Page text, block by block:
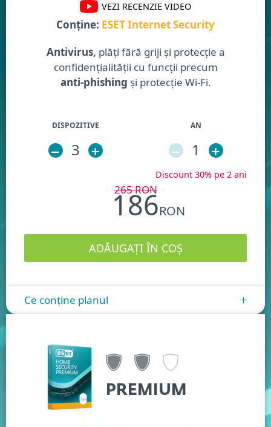
VEZI RECENZIE VIDEO
Conține: ESET Internet Security
Antivirus, plăți fără griji și protecție a
confidențialității cu funcții precum
anti-phishing și protecție Wi-Fi.
DISPOZITIVE
– 3 +
AN
– 1 +
Discount 30% pe 2 ani
265RON
186RON
Ce conține planul +
PREMIUM